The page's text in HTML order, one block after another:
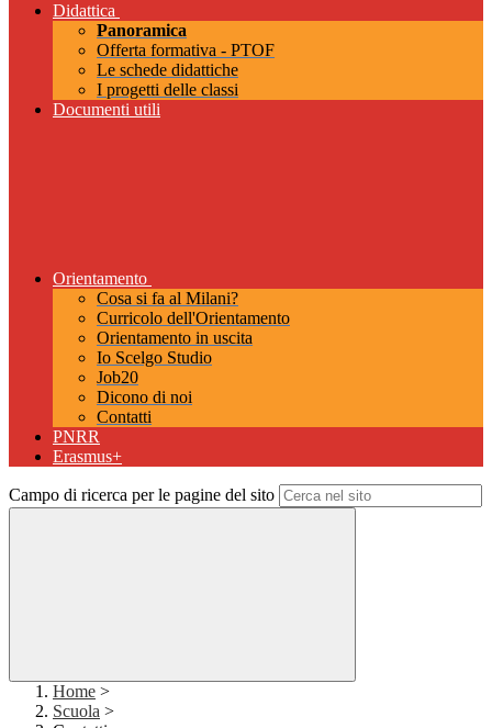
Didattica
Panoramica
Offerta formativa - PTOF
Le schede didattiche
I progetti delle classi
Documenti utili
Orientamento
Cosa si fa al Milani?
Curricolo dell'Orientamento
Orientamento in uscita
Io Scelgo Studio
Job20
Dicono di noi
Contatti
PNRR
Erasmus+
Campo di ricerca per le pagine del sito
Home >
Scuola >